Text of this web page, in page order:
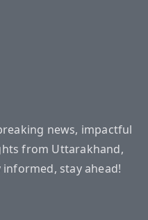
news, impactful
from Uttarakhand,
stay ahead!